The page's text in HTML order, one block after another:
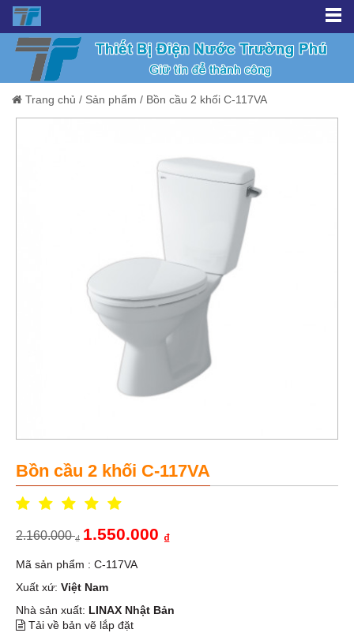
Trang chủ / Sản phẩm / Bồn cầu 2 khối C-117VA
Bồn cầu 2 khối C-117VA
2.160.000₫ 1.550.000 ₫
Mã sản phẩm : C-117VA
Xuất xứ: Việt Nam
Nhà sản xuất: LINAX Nhật Bản
Tải về bản vẽ lắp đặt